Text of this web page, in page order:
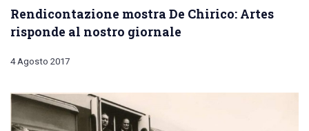
Rendicontazione mostra De Chirico: Artes
risponde al nostro giornale
4 Agosto 2017